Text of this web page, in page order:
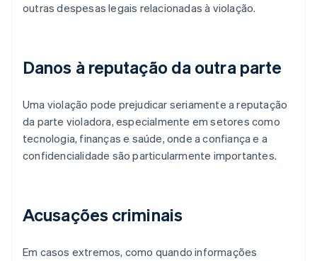
outras despesas legais relacionadas à violação.
Danos à reputação da outra parte
Uma violação pode prejudicar seriamente a reputação
da parte violadora, especialmente em setores como
tecnologia, finanças e saúde, onde a confiança e a
confidencialidade são particularmente importantes.
Acusações criminais
Em casos extremos, como quando informações